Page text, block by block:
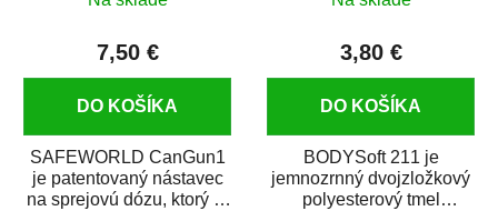
7,50 €
DO KOŠÍKA
SAFEWORLD CanGun1
je patentovaný nástavec
na sprejovú dózu, ktorý ju
3,80 €
DO KOŠÍKA
BODYSoft 211 je
jemnozrnný dvojzložkový
polyesterový tmel